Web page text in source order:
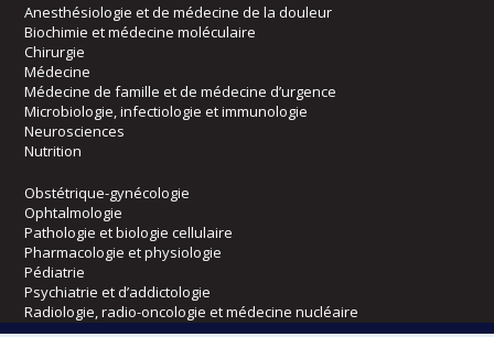
Anesthésiologie et de médecine de la douleur
Biochimie et médecine moléculaire
Chirurgie
Médecine
Médecine de famille et de médecine d’urgence
Microbiologie, infectiologie et immunologie
Neurosciences
Nutrition
Obstétrique-gynécologie
Ophtalmologie
Pathologie et biologie cellulaire
Pharmacologie et physiologie
Pédiatrie
Psychiatrie et d’addictologie
Radiologie, radio-oncologie et médecine nucléaire